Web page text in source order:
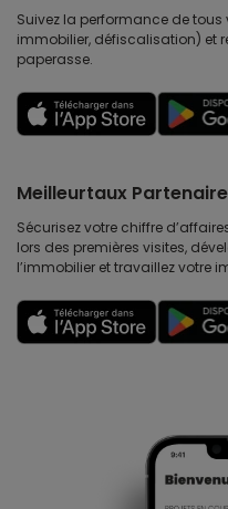
Suivez la performance de
immobilier, défiscalisation) et
paperasse.
Meilleurtaux
Sécurisez votre chiffre
lors des premières visites,
l’immobilier et travaillez votre